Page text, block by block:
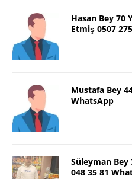
Hasan Bey 70
Etmiş 0507
Mustafa Bey
WhatsApp
Süleyman Bey
048 35 81